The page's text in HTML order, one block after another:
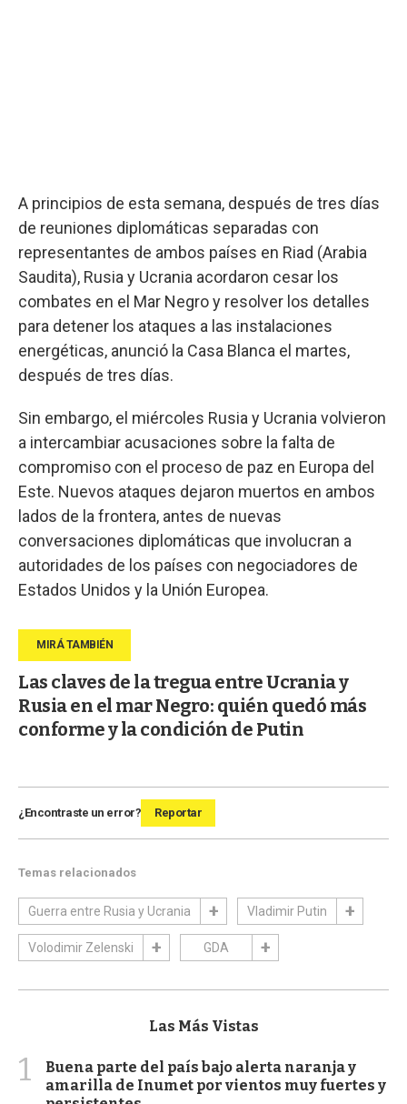
A principios de esta semana, después de tres días
de reuniones diplomáticas separadas con
representantes de ambos países en Riad (Arabia
Saudita), Rusia y Ucrania acordaron cesar los
combates en el Mar Negro y resolver los detalles
para detener los ataques a las instalaciones
energéticas, anunció la Casa Blanca el martes,
después de tres días.
Sin embargo, el miércoles Rusia y Ucrania volvieron
a intercambiar acusaciones sobre la falta de
compromiso con el proceso de paz en Europa del
Este. Nuevos ataques dejaron muertos en ambos
lados de la frontera, antes de nuevas
conversaciones diplomáticas que involucran a
autoridades de los países con negociadores de
Estados Unidos y la Unión Europea.
Las claves de la tregua entre Ucrania y
Rusia en el mar Negro: quién quedó más
conforme y la condición de Putin
¿Encontraste un error? Reportar
Temas relacionados
Guerra entre Rusia y Ucrania Vladimir Putin
Volodimir Zelenski GDA
Las Más Vistas
1
Buena parte del país bajo alerta naranja y
amarilla de Inumet por vientos muy fuertes y